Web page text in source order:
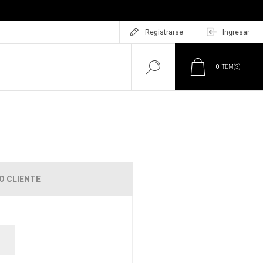
Registrarse Ingresar
0 ITEM(S)
CLIENTE